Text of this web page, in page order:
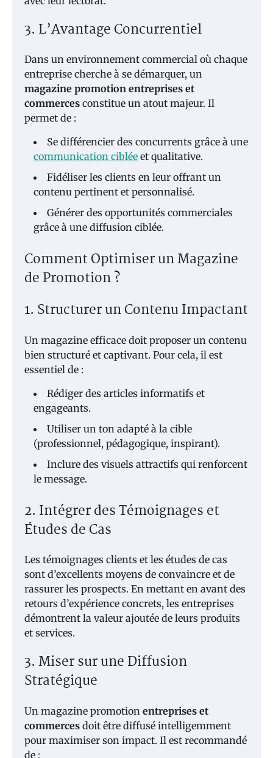
3. L’Avantage Concurrentiel
Dans un environnement commercial où chaque
entreprise cherche à se démarquer, un
magazine promotion entreprises et
commerces constitue un atout majeur. Il
permet de :
Se différencier des concurrents grâce à une
communication ciblée et qualitative.
Fidéliser les clients en leur offrant un
contenu pertinent et personnalisé.
Générer des opportunités commerciales
grâce à une diffusion ciblée.
Comment Optimiser un Magazine
de Promotion ?
1. Structurer un Contenu Impactant
Un magazine efficace doit proposer un contenu
bien structuré et captivant. Pour cela, il est
essentiel de :
Rédiger des articles informatifs et
engageants.
Utiliser un ton adapté à la cible
(professionnel, pédagogique, inspirant).
Inclure des visuels attractifs qui renforcent
le message.
2. Intégrer des Témoignages et
Études de Cas
Les témoignages clients et les études de cas
sont d’excellents moyens de convaincre et de
rassurer les prospects. En mettant en avant des
retours d’expérience concrets, les entreprises
démontrent la valeur ajoutée de leurs produits
et services.
3. Miser sur une Diffusion
Stratégique
Un magazine promotion entreprises et
commerces doit être diffusé intelligemment
pour maximiser son impact. Il est recommandé
de :